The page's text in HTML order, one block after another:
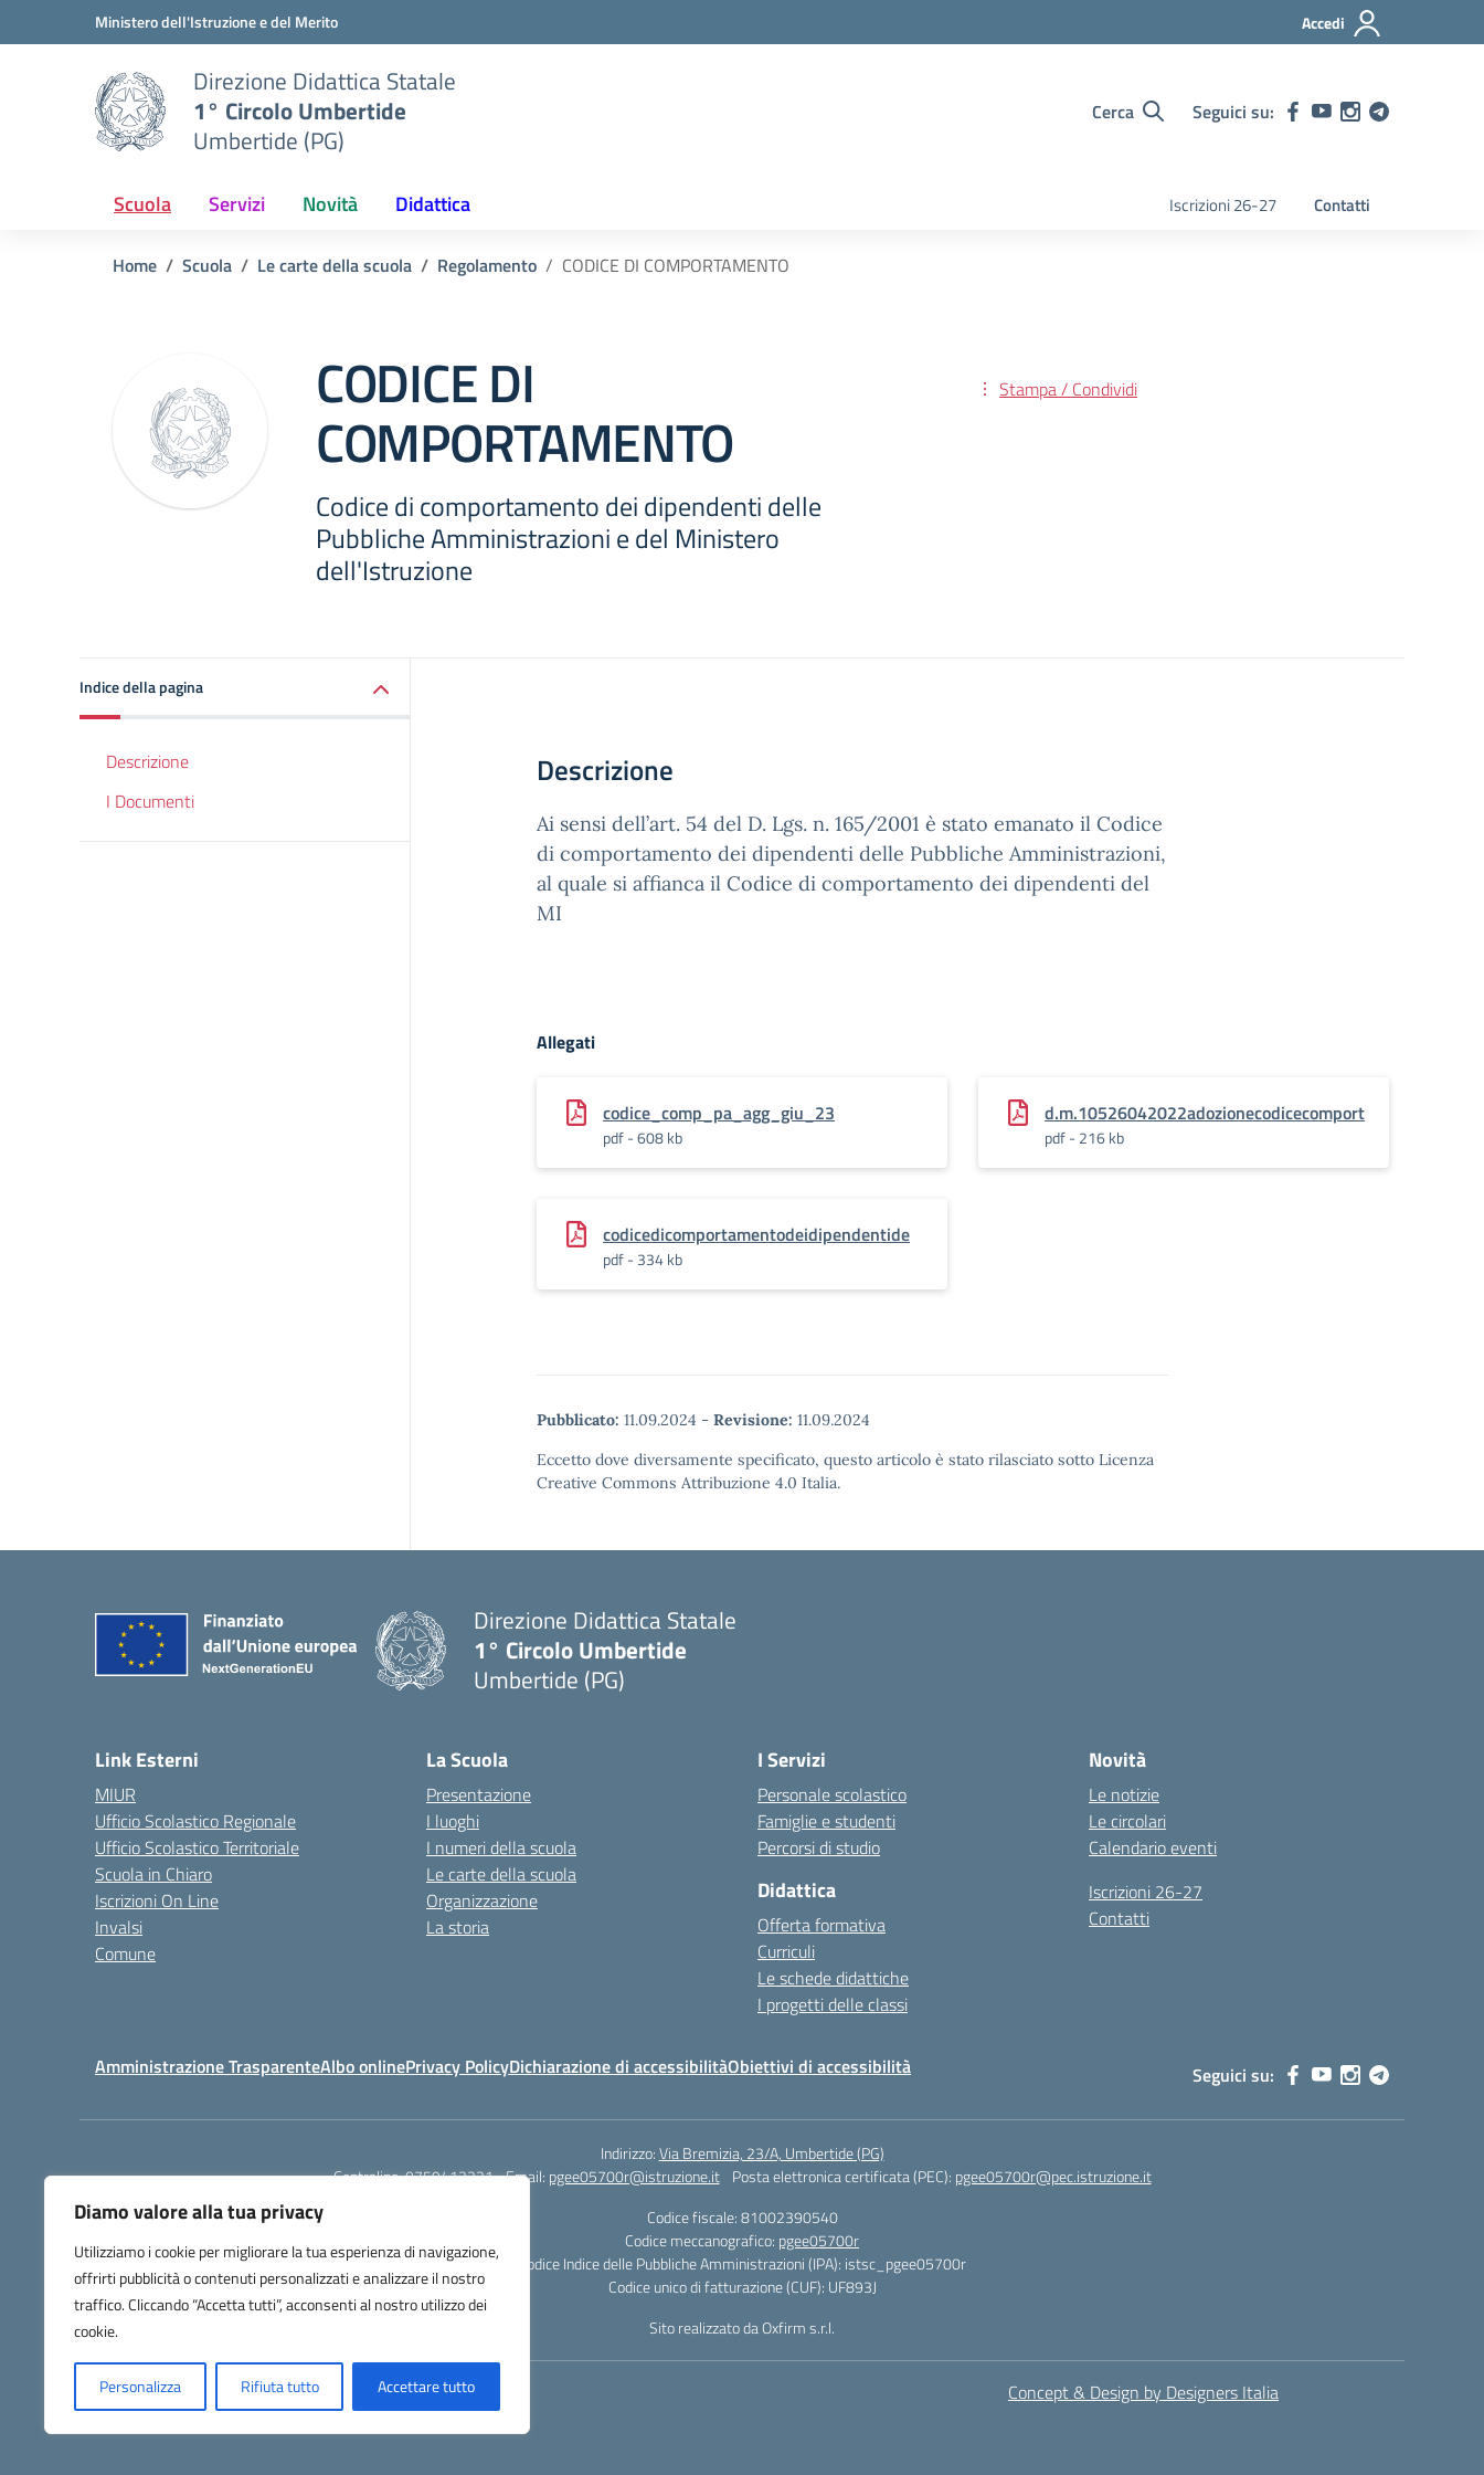
Diamo valore alla tua privacy
Utilizziamo i cookie per migliorare la tua esperienza di navigazione,
offrirti pubblicità o contenuti personalizzati e analizzare il nostro
traffico. Cliccando “Accetta tutti”, acconsenti al nostro utilizzo dei
cookie.
Personalizza Rifiuta tutto Accettare tutto
Vai ai contenuti
Vai al menu di navigazioneMinistero dell'Istruzione e del Merito Accedi
Direzione Didattica Statale
1° Circolo Umbertide
Umbertide (PG)
Cerca Seguici su:
Scuola Servizi Novità Didattica Iscrizioni 26-27 Contatti
Home Scuola Le carte della scuola Regolamento CODICE DI COMPORTAMENTO
CODICE DI
COMPORTAMENTO
Codice di comportamento dei dipendenti delle
Pubbliche Amministrazioni e del Ministero
dell'Istruzione
Stampa / Condividi
Indice della pagina
Descrizione
I Documenti
Descrizione
Ai sensi dell’art. 54 del D. Lgs. n. 165/2001 è stato emanato il Codice
di comportamento dei dipendenti delle Pubbliche Amministrazioni,
al quale si affianca il Codice di comportamento dei dipendenti del
MI
Allegati
codice_comp_pa_agg_giu_23
pdf - 608 kb
d.m.10526042022adozionecodicecomport
pdf - 216 kb
codicedicomportamentodeidipendentide
pdf - 334 kb
Pubblicato: 11.09.2024 - Revisione: 11.09.2024
Eccetto dove diversamente specificato, questo articolo è stato rilasciato sotto Licenza
Creative Commons Attribuzione 4.0 Italia.
Direzione Didattica Statale
1° Circolo Umbertide
Umbertide (PG)
Link Esterni
MIUR
Ufficio Scolastico Regionale
Ufficio Scolastico Territoriale
Scuola in Chiaro
Iscrizioni On Line
Invalsi
Comune
La Scuola
Presentazione
I luoghi
I numeri della scuola
Le carte della scuola
Organizzazione
La storia
I Servizi
Personale scolastico
Famiglie e studenti
Percorsi di studio
Didattica
Offerta formativa
Curriculi
Le schede didattiche
I progetti delle classi
Novità
Le notizie
Le circolari
Calendario eventi
Iscrizioni 26-27
Contatti
Amministrazione TrasparenteAlbo onlinePrivacy PolicyDichiarazione di accessibilitàObiettivi di accessibilità Seguici su:
Indirizzo:Via Bremizia, 23/A, Umbertide (PG)
Centralino:0759413221 Email: pgee05700r@istruzione.it Posta elettronica certificata (PEC): pgee05700r@pec.istruzione.it
Codice fiscale: 81002390540
Codice meccanografico: pgee05700r
Codice Indice delle Pubbliche Amministrazioni (IPA): istsc_pgee05700r
Codice unico di fatturazione (CUF): UF893J
Sito realizzato da Oxfirm s.r.l.
Concept & Design by Designers Italia